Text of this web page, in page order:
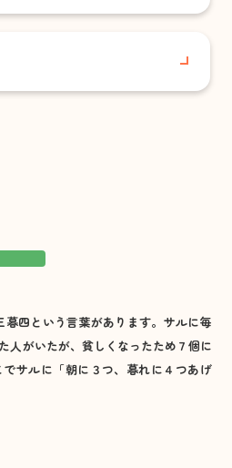
合歓の丘
センター
園
こども園）
放課後児童ク
クラブ
暮四という言葉があります。サルに毎
人がいたが、貧しくなったため７個に
サルに「朝に３つ、暮れに４つあげ